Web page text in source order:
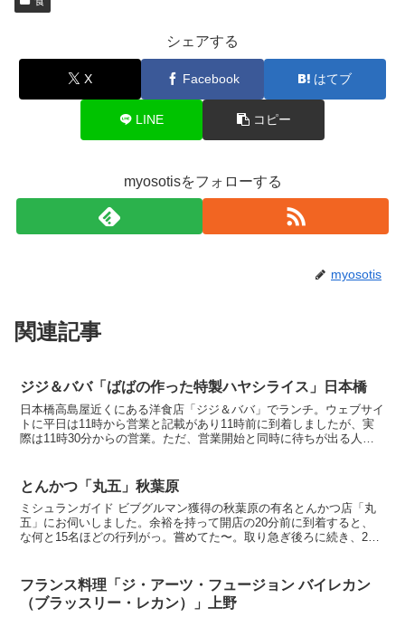
シェアする
X Facebook はてブ
LINE コピー
myosotisをフォローする
myosotis
関連記事
ジジ＆ババ「ばばの作った特製ハヤシライス」日本橋
日本橋高島屋近くにある洋食店「ジジ＆ババ」でランチ。ウェブサイ
トに平日は11時から営業と記載があり11時前に到着しましたが、実
際は11時30分からの営業。ただ、営業開始と同時に待ちが出る人気
とんかつ「丸五」秋葉原
ミシュランガイド ビブグルマン獲得の秋葉原の有名とんかつ店「丸
五」にお伺いしました。余裕を持って開店の20分前に到着すると、
な何と15名ほどの行列がっ。嘗めてた〜。取り急ぎ後ろに続き、20
フランス料理「ジ・アーツ・フュージョン バイレカン
（ブラッスリー・レカン）」上野